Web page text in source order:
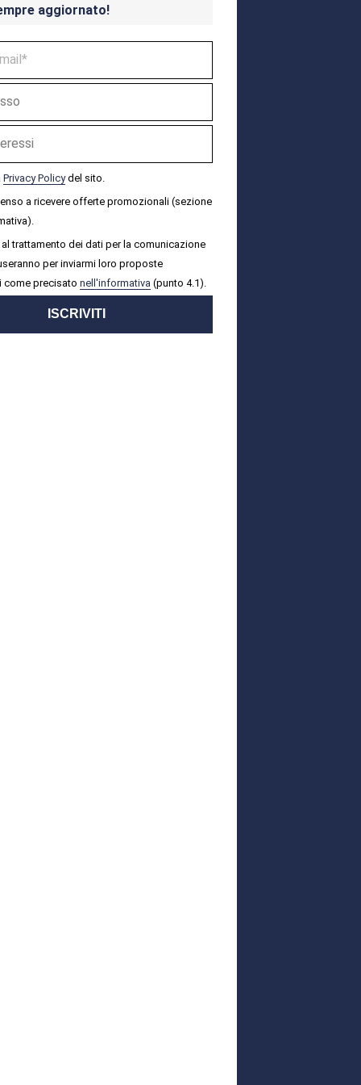
aggiornato!
Privacy Policydel sito.
a ricevere offerte promozionali (sezione
trattamento dei dati per la comunicazione
per inviarmi loro proposte
come precisato nell'informativa (punto 4.1).
ISCRIVITI